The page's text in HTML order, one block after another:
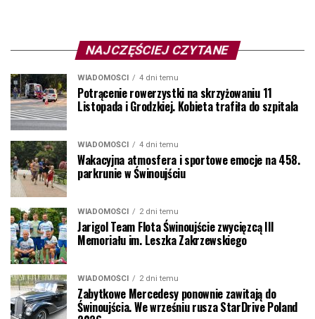
NAJCZĘŚCIEJ CZYTANE
WIADOMOŚCI 4 dni temu
Potrącenie rowerzystki na skrzyżowaniu 11
Listopada i Grodzkiej. Kobieta trafiła do szpitala
WIADOMOŚCI 4 dni temu
Wakacyjna atmosfera i sportowe emocje na 458.
parkrunie w Świnoujściu
WIADOMOŚCI 2 dni temu
Jarigol Team Flota Świnoujście zwycięzcą III
Memoriału im. Leszka Zakrzewskiego
WIADOMOŚCI 2 dni temu
Zabytkowe Mercedesy ponownie zawitają do
Świnoujścia. We wrześniu rusza StarDrive Poland